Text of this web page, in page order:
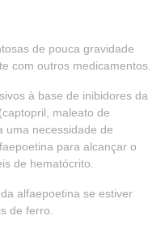
de pouca gravidade
com outros medicamentos.
à base de inibidores da
maleato de
uma necessidade de
para alcançar o
de hematócrito.
alfaepoetina se estiver
de ferro.